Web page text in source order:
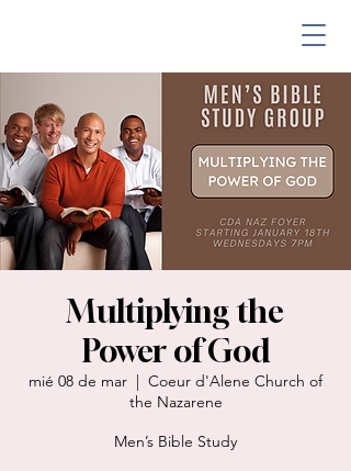
Multiplying the
Power of God
mié 08 de mar
  |
Coeur d'Alene Church of
the Nazarene
Men’s Bible Study